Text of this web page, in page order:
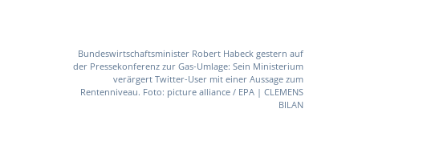
Bundeswirtschaftsminister Robert Habeck gestern auf
der Pressekonferenz zur Gas-Umlage: Sein Ministerium
verärgert Twitter-User mit einer Aussage zum
Rentenniveau. Foto: picture alliance / EPA | CLEMENS
BILAN